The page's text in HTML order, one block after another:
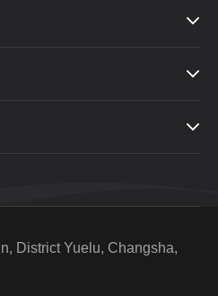



District Yuelu, Changsha,